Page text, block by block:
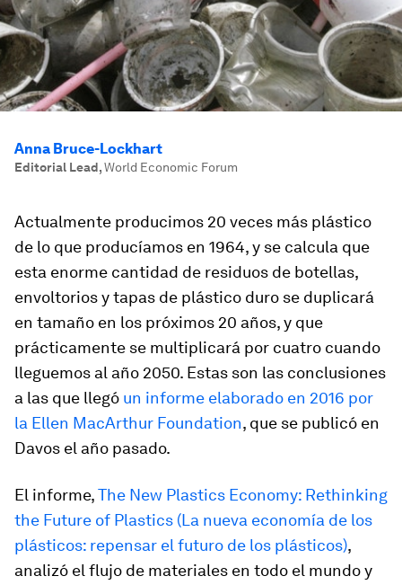
Anna Bruce-Lockhart
Editorial Lead,World Economic Forum
Actualmente producimos 20 veces más plástico
de lo que producíamos en 1964, y se calcula que
esta enorme cantidad de residuos de botellas,
envoltorios y tapas de plástico duro se duplicará
en tamaño en los próximos 20 años, y que
prácticamente se multiplicará por cuatro cuando
lleguemos al año 2050. Estas son las conclusiones
a las que llegó un informe elaborado en 2016 por
la Ellen MacArthur Foundation, que se publicó en
Davos el año pasado.
El informe,The New Plastics Economy: Rethinking
the Future of Plastics (La nueva economía de los
plásticos: repensar el futuro de los plásticos),
analizó el flujo de materiales en todo el mundo y